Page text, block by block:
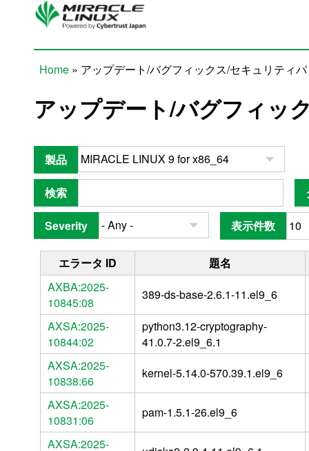
Skip to main content
Home » アップデート/バグフィックス/セキュリティ
アップデート/バグフィッ
製品
検索
Severity 表示件数
エラータ ID
題名
AXBA:2025-
10845:08
389-ds-base-2.6.1-11.el9_6
AXSA:2025-
10844:02
python3.12-cryptography-
41.0.7-2.el9_6.1
AXSA:2025-
10838:66
kernel-5.14.0-570.39.1.el9_6
AXSA:2025-
10831:06
pam-1.5.1-26.el9_6
AXSA:2025-